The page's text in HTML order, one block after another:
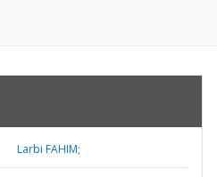
Larbi FAHIM;